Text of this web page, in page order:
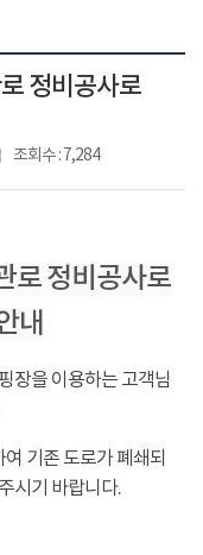
정비공사로
조회수 : 7,284
로 정비공사로
내
장을 이용하는 고객님
기존 도로가 폐쇄되
시기 바랍니다.